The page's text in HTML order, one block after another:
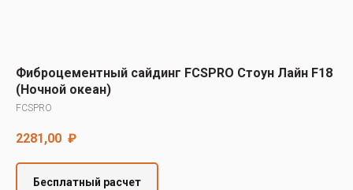
Cedral
Фиброцементный сайдинг FCSPRO Стоун Лайн F18
(Ночной океан)
FCSPRO
2281,00 ₽
Бесплатный расчет